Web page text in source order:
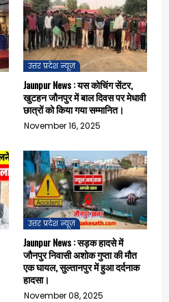
उत्तर प्रदेश न्यूज़
Jaunpur News : यस कोचिंग सेंटर,
खुटहन जौनपुर में बाल दिवस पर मेधावी
छात्रों को किया गया सम्मानित।
November 16, 2025
उत्तर प्रदेश न्यूज़
Jaunpur News : सड़क हादसे में
जौनपुर निवासी अशोक गुप्ता की मौत
एक घायल, सुल्तानपुर में हुआ दर्दनाक
हादसा।
November 08, 2025